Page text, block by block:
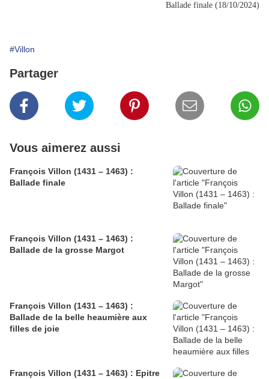
Ballade finale (18/10/2024)
#Villon
Partager
Vous aimerez aussi
François Villon (1431 – 1463) :
Ballade finale
François Villon (1431 – 1463) :
Ballade de la grosse Margot
François Villon (1431 – 1463) :
Ballade de la belle heaumière aux
filles de joie
François Villon (1431 – 1463) : Epitre